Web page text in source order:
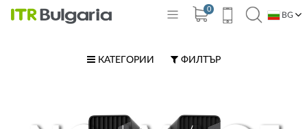
0
BG
КАТЕГОРИИ ФИЛТЪР